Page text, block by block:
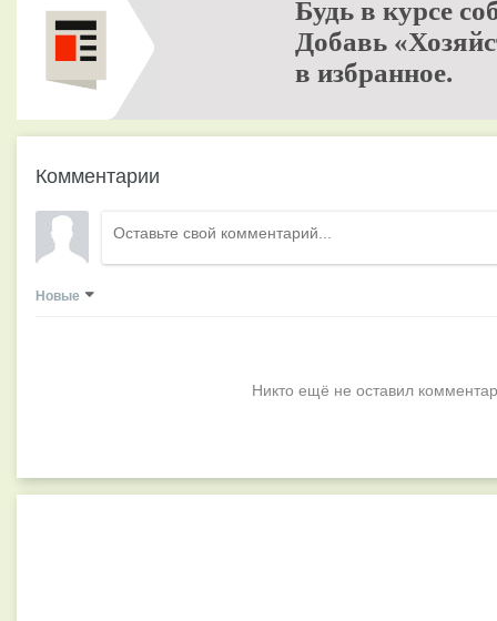
Будь в курсе
Добавь
в избранное.
Комментарии
Новые
Никто ещё не оставил